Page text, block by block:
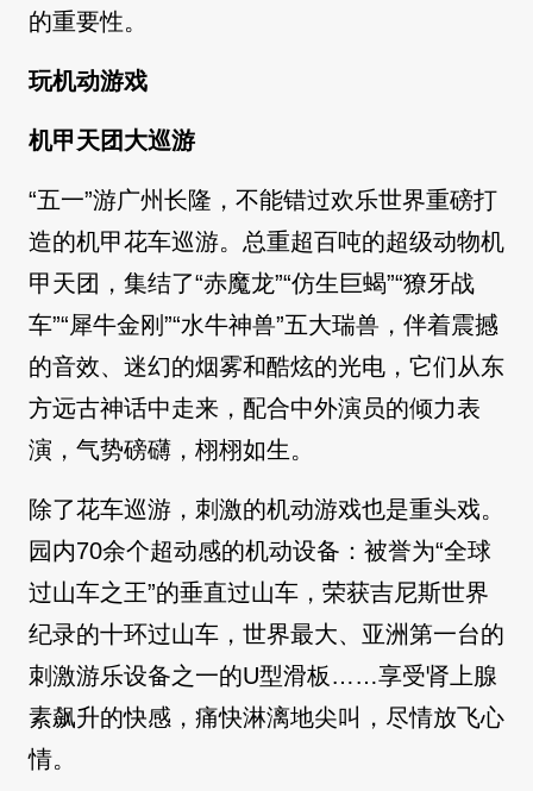
的重要性。
玩机动游戏
机甲天团大巡游
“五一”游广州长隆，不能错过欢乐世界重磅打
造的机甲花车巡游。总重超百吨的超级动物机
甲天团，集结了“赤魔龙”“仿生巨蝎”“獠牙战
车”“犀牛金刚”“水牛神兽”五大瑞兽，伴着震撼
的音效、迷幻的烟雾和酷炫的光电，它们从东
方远古神话中走来，配合中外演员的倾力表
演，气势磅礴，栩栩如生。
除了花车巡游，刺激的机动游戏也是重头戏。
园内70余个超动感的机动设备：被誉为“全球
过山车之王”的垂直过山车，荣获吉尼斯世界
纪录的十环过山车，世界最大、亚洲第一台的
刺激游乐设备之一的U型滑板……享受肾上腺
素飙升的快感，痛快淋漓地尖叫，尽情放飞心
情。